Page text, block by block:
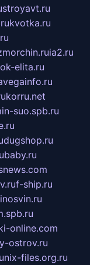
stroyavt.ru
kvotka.ru
ia2.ru
elita.ru
korru.net
suo.spb.ru
dugshop.ru
f-ship.ru
online.com
ostrov.ru
nix-files.org.ru